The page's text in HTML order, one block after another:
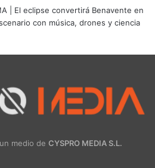
| El eclipse convertirá Benavente en
con música, drones y ciencia
medio de CYSPRO MEDIA S.L.